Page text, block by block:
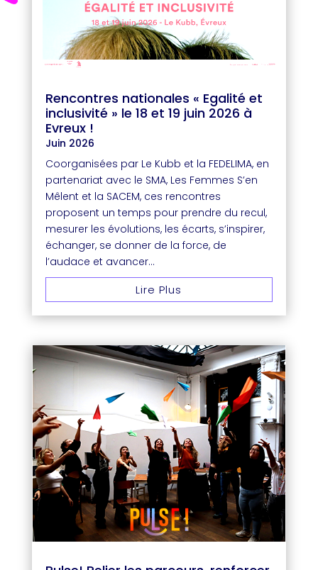
Rencontres nationales « Egalité et
inclusivité » le 18 et 19 juin 2026 à
Evreux !
Juin 2026
Coorganisées par Le Kubb et la FEDELIMA, en
partenariat avec le SMA, Les Femmes S’en
Mêlent et la SACEM, ces rencontres
proposent un temps pour prendre du recul,
mesurer les évolutions, les écarts, s’inspirer,
échanger, se donner de la force, de
l’audace et avancer...
Lire Plus